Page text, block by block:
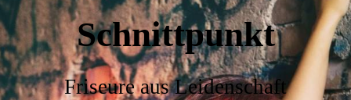
Schnittpunkt
Friseure aus Leidenschaft